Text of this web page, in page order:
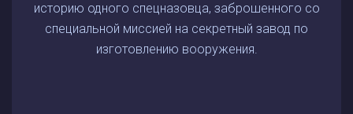
историю одного спецназовца, заброшенного со
специальной миссией на секретный завод по
изготовлению вооружения.